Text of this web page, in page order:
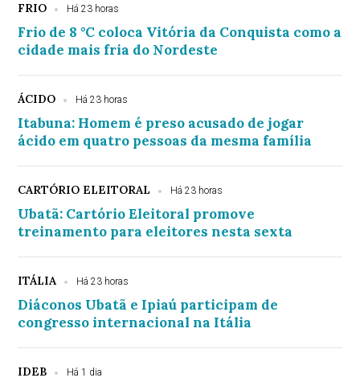
FRIO Há 23 horas
Frio de 8 °C coloca Vitória da Conquista como a
cidade mais fria do Nordeste
ÁCIDO Há 23 horas
Itabuna: Homem é preso acusado de jogar
ácido em quatro pessoas da mesma família
CARTÓRIO ELEITORAL Há 23 horas
Ubatã: Cartório Eleitoral promove
treinamento para eleitores nesta sexta
ITÁLIA Há 23 horas
Diáconos Ubatã e Ipiaú participam de
congresso internacional na Itália
IDEB Há 1 dia